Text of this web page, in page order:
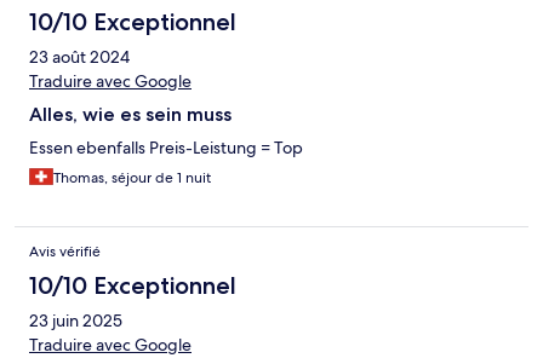
10/10 Exceptionnel
23 août 2024
Traduire avec Google
Alles, wie es sein muss
Essen ebenfalls Preis-Leistung = Top
Thomas, séjour de 1 nuit
Avis vérifié
10/10 Exceptionnel
23 juin 2025
Traduire avec Google